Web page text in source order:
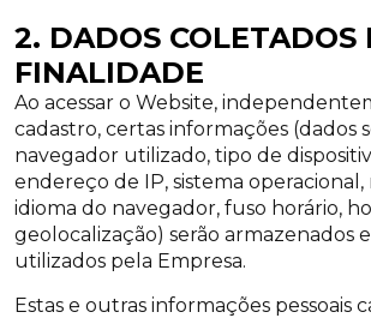
2. DADOS COLETADOS
FINALIDADE
Ao acessar o Website,
cadastro, certas informações (dados
navegador utilizado, tipo de
endereço de IP, sistema operacional,
idioma do navegador, fuso horário,
geolocalização) serão armazenados
utilizados pela Empresa.
Estas e outras informações pessoais